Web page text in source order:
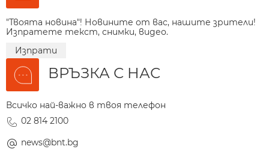
"Твоята новина"! Новините от вас, нашите зрители!
Изпратете текст, снимки, видео.
Изпрати
ВРЪЗКА С НАС
Всичко най-важно в твоя телефон
02 814 2100
news@bnt.bg